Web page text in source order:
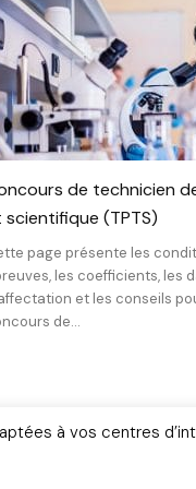
de technicien
scientifique (TPTS)
page présente les
les coefficients, les
et les conseils
de...
2011 – Tous droits
à vos centres